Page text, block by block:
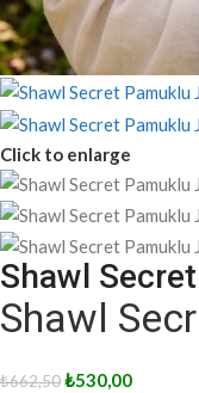
Click to enlarge
Shawl Secret
Shawl
₺662,50₺530,00